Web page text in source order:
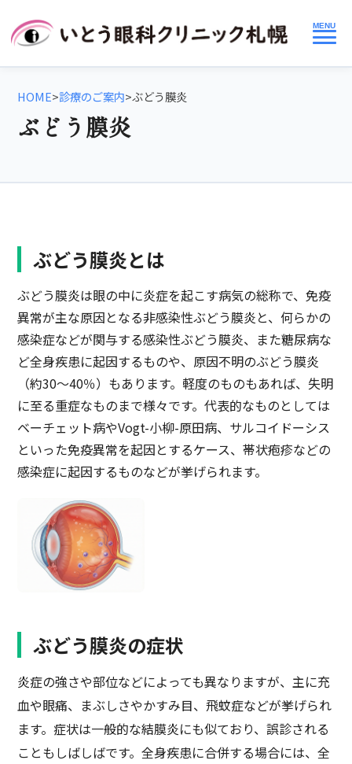
MENU
HOME>診療のご案内>ぶどう膜炎
ぶどう膜炎
ぶどう膜炎とは
ぶどう膜炎は眼の中に炎症を起こす病気の総称で、免疫
異常が主な原因となる非感染性ぶどう膜炎と、何らかの
感染症などが関与する感染性ぶどう膜炎、また糖尿病な
ど全身疾患に起因するものや、原因不明のぶどう膜炎
（約30～40％）もあります。軽度のものもあれば、失明
に至る重症なものまで様々です。代表的なものとしては
ベーチェット病やVogt-小柳-原田病、サルコイドーシス
といった免疫異常を起因とするケース、帯状疱疹などの
感染症に起因するものなどが挙げられます。
ぶどう膜炎の症状
炎症の強さや部位などによっても異なりますが、主に充
血や眼痛、まぶしさやかすみ目、飛蚊症などが挙げられ
ます。症状は一般的な結膜炎にも似ており、誤診される
こともしばしばです。全身疾患に合併する場合には、全